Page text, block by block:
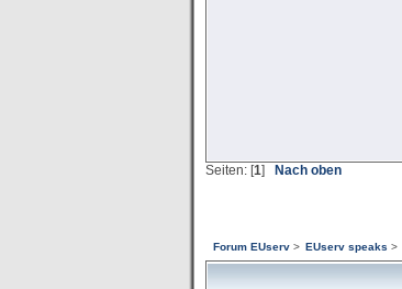
Seiten: [1] Nach oben
Forum EUserv> EUserv speaks >